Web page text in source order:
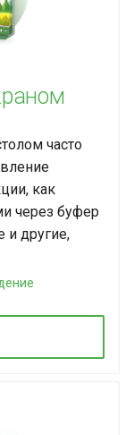
часто
как
через буфер
и другие,